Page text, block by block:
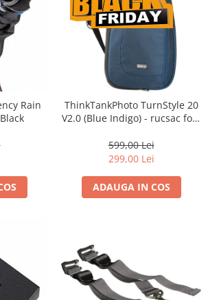
Rain
ThinkTankPhoto TurnStyle 20
V2.0 (Blue Indigo) - rucsac foto
599,00 Lei
299,00 Lei
ADAUGA IN COS